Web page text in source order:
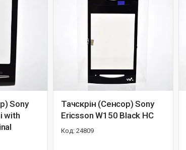
Sony
with
Тачскрін (Сенсор) Sony
Ericsson W150 Black HC
24809